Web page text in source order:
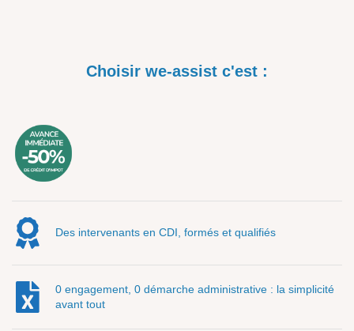
Choisir we-assist c'est :
Des intervenants en CDI, formés et qualifiés
0 engagement, 0 démarche administrative : la simplicité
avant tout